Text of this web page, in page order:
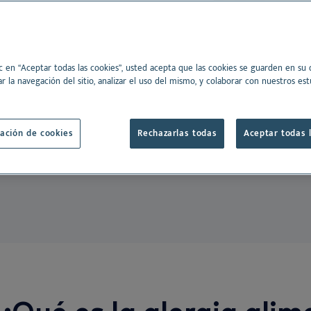
Deutsch
Français
Nederlands
Norsk
son culpables
son una causa
alto
las alergias
problemas
en “Aceptar todas las cookies”, usted acepta que las cookies se guarden en su
la navegación del sitio, analizar el uso del mismo, y colaborar con nuestros
de cookies Rechazarlas todas Aceptar todas